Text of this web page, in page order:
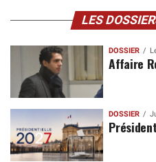
LES
DOSSIER
Affaire
DOSSIER